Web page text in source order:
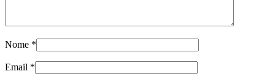
Nome *
Email *